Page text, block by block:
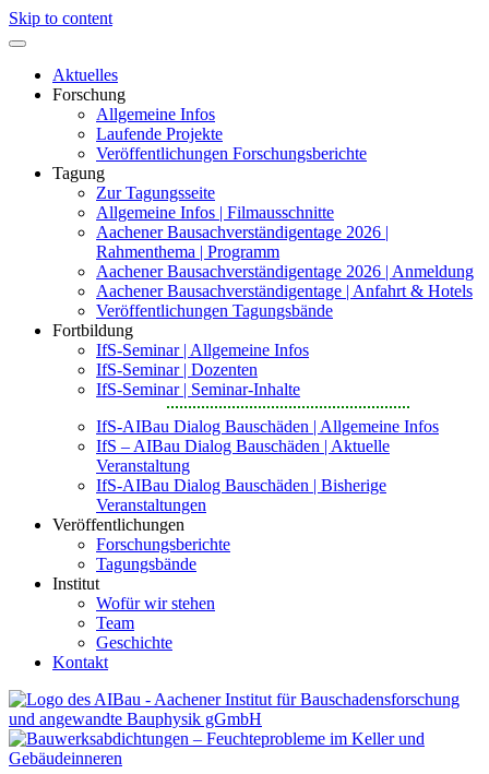
Skip to content
Aktuelles
Forschung
Allgemeine Infos
Laufende Projekte
Veröffentlichungen Forschungsberichte
Tagung
Zur Tagungsseite
Allgemeine Infos | Filmausschnitte
Aachener Bausachverständigentage 2026 |
Rahmenthema | Programm
Aachener Bausachverständigentage 2026 | Anmeldung
Aachener Bausachverständigentage | Anfahrt & Hotels
Veröffentlichungen Tagungsbände
Fortbildung
IfS-Seminar | Allgemeine Infos
IfS-Seminar | Dozenten
IfS-Seminar | Seminar-Inhalte
IfS-AIBau Dialog Bauschäden | Allgemeine Infos
IfS – AIBau Dialog Bauschäden | Aktuelle
Veranstaltung
IfS-AIBau Dialog Bauschäden | Bisherige
Veranstaltungen
Veröffentlichungen
Forschungsberichte
Tagungsbände
Institut
Wofür wir stehen
Team
Geschichte
Kontakt
AIBau – Aachener Institut für Bauschadensforschung und